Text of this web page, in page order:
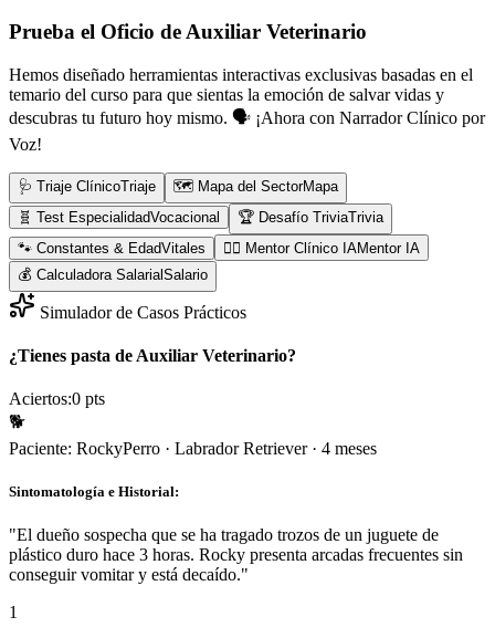
Prueba el Oficio de Auxiliar Veterinario
Hemos diseñado herramientas interactivas exclusivas basadas en el
temario del curso para que sientas la emoción de salvar vidas y
descubras tu futuro hoy mismo. 🗣️ ¡Ahora con Narrador Clínico por
Voz!
🩺 Triaje ClínicoTriaje 🗺️ Mapa del SectorMapa
🧬 Test EspecialidadVocacional 🏆 Desafío TriviaTrivia
🐾 Constantes & EdadVitales 👨‍⚕️ Mentor Clínico IAMentor IA
💰 Calculadora SalarialSalario
Simulador de Casos Prácticos
¿Tienes pasta de Auxiliar Veterinario?
Aciertos:0 pts
🐕
Paciente: RockyPerro · Labrador Retriever· 4 meses
Sintomatología e Historial:
"El dueño sospecha que se ha tragado trozos de un juguete de
plástico duro hace 3 horas. Rocky presenta arcadas frecuentes sin
conseguir vomitar y está decaído."
1